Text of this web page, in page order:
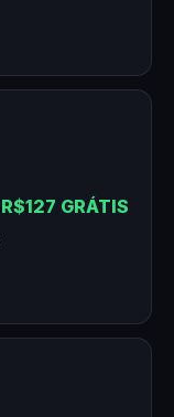
R$127 GRÁTIS